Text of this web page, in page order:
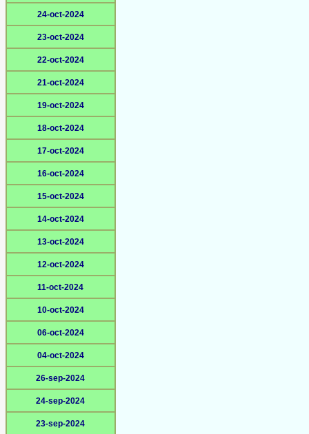
24-oct-2024
23-oct-2024
22-oct-2024
21-oct-2024
19-oct-2024
18-oct-2024
17-oct-2024
16-oct-2024
15-oct-2024
14-oct-2024
13-oct-2024
12-oct-2024
11-oct-2024
10-oct-2024
06-oct-2024
04-oct-2024
26-sep-2024
24-sep-2024
23-sep-2024